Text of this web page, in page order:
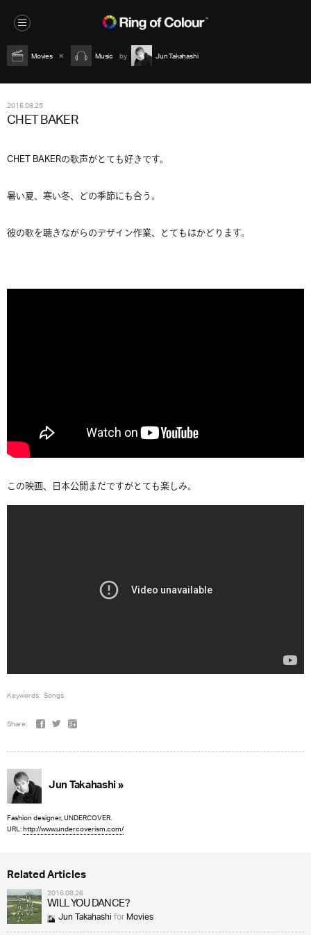
Movies Music Jun Takahashi
2016.08.25
CHET BAKER
CHET BAKERの歌声がとても好きです。
暑い夏、寒い冬、どの季節にも合う。
彼の歌を聴きながらのデザイン作業、とてもはかどります。
この映画、日本公開まだですがとても楽しみ。
Keywords: Songs
Share:
Jun Takahashi »
Fashion designer, UNDERCOVER.
URL:http://www.undercoverism.com/
Related Articles
2016.08.26
WILL YOU DANCE?
Jun TakahashiforMovies